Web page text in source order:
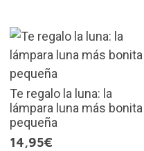
Te regalo la luna: la
lámpara luna más bonita
pequeña
14,95€